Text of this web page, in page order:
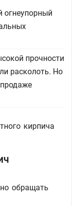
прочности
расколоть. Но
обращать